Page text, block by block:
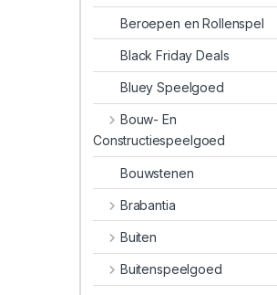
Beroepen en Rollenspel
Black Friday Deals
Bluey Speelgoed
Bouw- En
Constructiespeelgoed
Bouwstenen
Brabantia
Buiten
Buitenspeelgoed